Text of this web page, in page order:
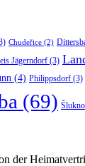
Chudeřice (2)
Jägerndorf (3)
(4) Philippsdorf (3)
(69)
der